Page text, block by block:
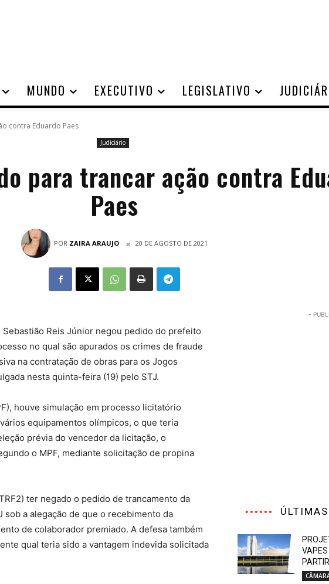
MUNDO EXECUTIVO LEGISLATIVO
contra Eduardo Paes
Judiciário
para trancar ação contra
Paes
POR ZAIRA ARAUJO 20 DE AGOSTO DE 2021
Reis Júnior negou pedido do prefeito
no qual são apurados os crimes de fraude
na contratação de obras para os Jogos
nesta quinta-feira (19) pelo STJ.
houve simulação em processo licitatório
equipamentos olímpicos, o que teria
prévia do vencedor da licitação, o
o MPF, mediante solicitação de propina
ter negado o pedido de trancamento da
a alegação de que o recebimento da
de colaborador premiado. A defesa também
qual teria sido a vantagem indevida solicitada
-